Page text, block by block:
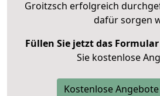
Groitzsch erfolgreich
dafür sorgen
Füllen Sie jetzt das
Sie kostenlose
Kostenlose